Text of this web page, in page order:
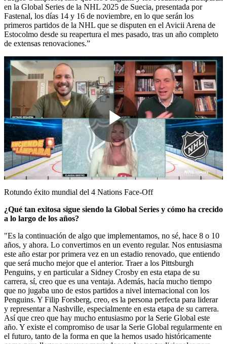
en la Global Series de la NHL 2025 de Suecia, presentada por
Fastenal, los días 14 y 16 de noviembre, en lo que serán los
primeros partidos de la NHL que se disputen en el Avicii Arena de
Estocolmo desde su reapertura el mes pasado, tras un año completo
de extensas renovaciones.”
Play
Video
Rotundo éxito mundial del 4 Nations Face-Off
¿Qué tan exitosa sigue siendo la Global Series y cómo ha crecido
a lo largo de los años?
"Es la continuación de algo que implementamos, no sé, hace 8 o 10
años, y ahora. Lo convertimos en un evento regular. Nos entusiasma
este año estar por primera vez en un estadio renovado, que entiendo
que será mucho mejor que el anterior. Traer a los Pittsburgh
Penguins, y en particular a Sidney Crosby en esta etapa de su
carrera, sí, creo que es una ventaja. Además, hacía mucho tiempo
que no jugaba uno de estos partidos a nivel internacional con los
Penguins. Y Filip Forsberg, creo, es la persona perfecta para liderar
y representar a Nashville, especialmente en esta etapa de su carrera.
Así que creo que hay mucho entusiasmo por la Serie Global este
año. Y existe el compromiso de usar la Serie Global regularmente en
el futuro, tanto de la forma en que la hemos usado históricamente